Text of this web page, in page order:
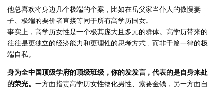
他总喜欢将身边几个极端的个案，比如在岳父家当仆人的傲慢妻
子、极端的要价者直接等同于所有高学历国女。
事实上，高学历女性是一个极其庞大且多元的群体。高学历带来的
往往是更独立的经济能力和更理性的思考方式，而非千篇一律的极
端自私。
身为全中国顶级学府的顶级班级，你的发发言，代表的是自身来处
的荣光。 一方面指责高学历女性物化男性、索要金钱，另一方面自